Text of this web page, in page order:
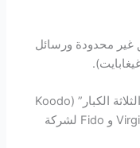
مع دقائق غير محدودة ورسائل
لا تزال الشركات الأصغر مملوكة لشركة “الثلاثة الكبار” (Koodo
مملوكة لشركة Telus و Virgin Mobile by Bell و Fido لشركة